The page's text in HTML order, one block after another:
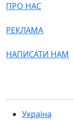
ПРО НАС
РЕКЛАМА
НАПИСАТИ НАМ
Україна